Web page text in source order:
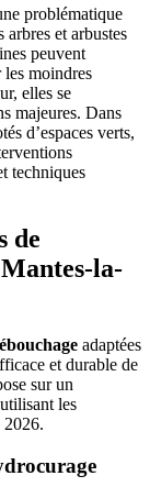
problématique
et arbustes
peuvent
les moindres
elles se
majeures. Dans
d’espaces verts,
techniques
de
la-
adaptées
et durable de
sur un
les
2026.